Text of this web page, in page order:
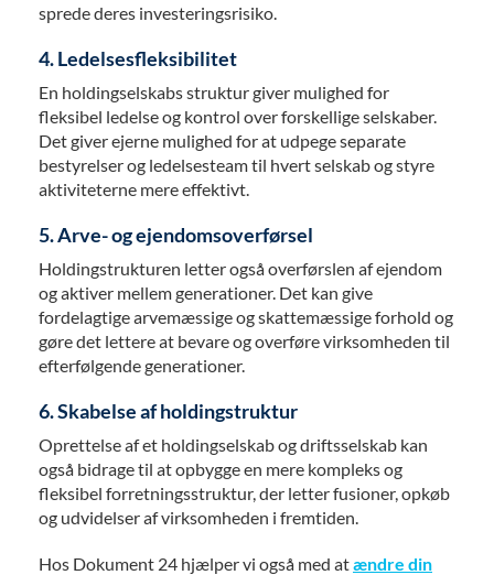
sprede deres investeringsrisiko.
4. Ledelsesfleksibilitet
En holdingselskabs struktur giver mulighed for
fleksibel ledelse og kontrol over forskellige selskaber.
Det giver ejerne mulighed for at udpege separate
bestyrelser og ledelsesteam til hvert selskab og styre
aktiviteterne mere effektivt.
5. Arve- og ejendomsoverførsel
Holdingstrukturen letter også overførslen af ejendom
og aktiver mellem generationer. Det kan give
fordelagtige arvemæssige og skattemæssige forhold og
gøre det lettere at bevare og overføre virksomheden til
efterfølgende generationer.
6. Skabelse af holdingstruktur
Oprettelse af et holdingselskab og driftsselskab kan
også bidrage til at opbygge en mere kompleks og
fleksibel forretningsstruktur, der letter fusioner, opkøb
og udvidelser af virksomheden i fremtiden.
Hos Dokument 24 hjælper vi også med atændre din